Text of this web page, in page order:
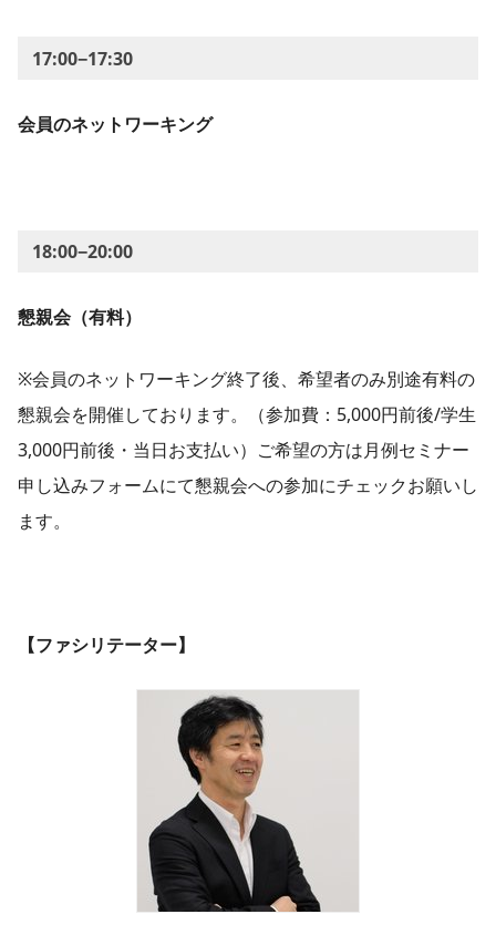
17:00−17:30
会員のネットワーキング
18:00−20:00
懇親会（有料）
※会員のネットワーキング終了後、希望者のみ別途有料の
懇親会を開催しております。（参加費：5,000円前後/学生
3,000円前後・当日お支払い）ご希望の方は月例セミナー
申し込みフォームにて懇親会への参加にチェックお願いし
ます。
【ファシリテーター​】​